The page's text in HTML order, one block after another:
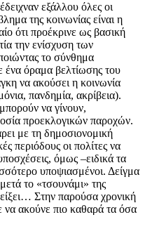
εξάλλου όλες οι
της κοινωνίας είναι η
ότι προέκρινε ως βασική
την ενίσχυση των
το σύνθημα
ένα όραμα βελτίωσης του
να ακούσει η κοινωνία
πανδημία, ακρίβεια).
να γίνουν,
προεκλογικών παροχών.
με τη δημοσιονομική
περιόδους οι πολίτες να
όμως –ειδικά τα
υποψιασμένοι. Δείγμα
το «τσουνάμι» της
Στην παρούσα χρονική
να ακούνε πιο καθαρά τα όσα